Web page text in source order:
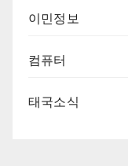
이민정보
컴퓨터
태국소식